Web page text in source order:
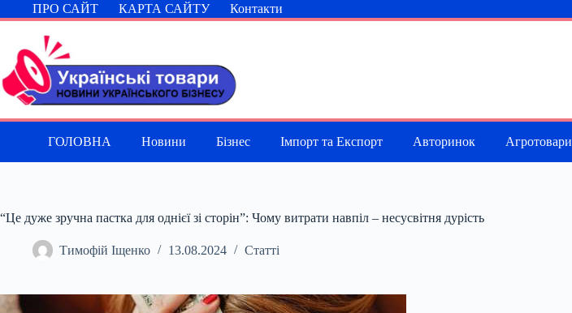
Перейти
до
ПРО САЙТ КАРТА САЙТУ Контакти
ГОЛОВНА Новини Бізнес Імпорт та Експорт Авторинок Агротовари
“Це дуже зручна пастка для однієї зі сторін”: Чому витрати навпіл – несусвітня дурість
Тимофій Іщенко 13.08.2024 Статті